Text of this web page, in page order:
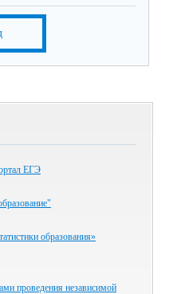
ЕГЭ
образования»
проведения независимой